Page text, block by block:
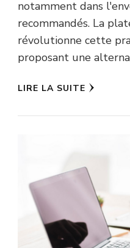
notamment dans
recommandés. La
révolutionne cette
proposant une
LIRE LA SUITE